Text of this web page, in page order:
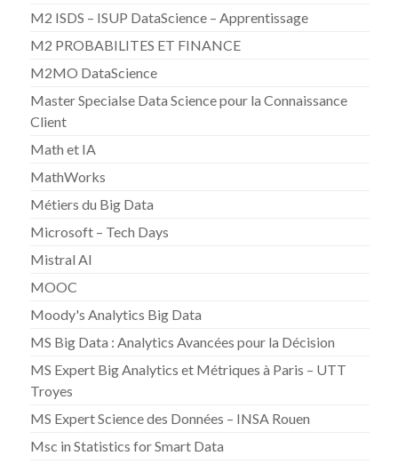
M2 ISDS – ISUP DataScience – Apprentissage
M2 PROBABILITES ET FINANCE
M2MO DataScience
Master Specialse Data Science pour la Connaissance
Client
Math et IA
MathWorks
Métiers du Big Data
Microsoft – Tech Days
Mistral AI
MOOC
Moody's Analytics Big Data
MS Big Data : Analytics Avancées pour la Décision
MS Expert Big Analytics et Métriques à Paris – UTT
Troyes
MS Expert Science des Données – INSA Rouen
Msc in Statistics for Smart Data